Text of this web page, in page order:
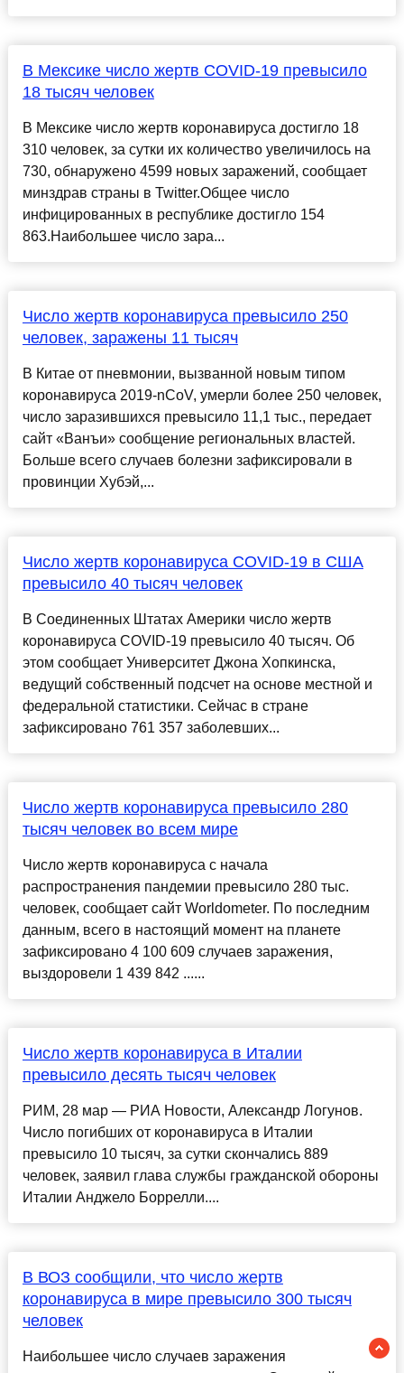
В Мексике число жертв COVID-19 превысило
18 тысяч человек
В Мексике число жертв коронавируса достигло 18
310 человек, за сутки их количество увеличилось на
730, обнаружено 4599 новых заражений, сообщает
минздрав страны в Twitter.Общее число
инфицированных в республике достигло 154
863.Наибольшее число зара...
Число жертв коронавируса превысило 250
человек, заражены 11 тысяч
В Китае от пневмонии, вызванной новым типом
коронавируса 2019-nCoV, умерли более 250 человек,
число заразившихся превысило 11,1 тыс., передает
сайт «Ванъи» сообщение региональных властей.
Больше всего случаев болезни зафиксировали в
провинции Хубэй,...
Число жертв коронавируса COVID-19 в США
превысило 40 тысяч человек
В Соединенных Штатах Америки число жертв
коронавируса COVID-19 превысило 40 тысяч. Об
этом сообщает Университет Джона Хопкинска,
ведущий собственный подсчет на основе местной и
федеральной статистики. Сейчас в стране
зафиксировано 761 357 заболевших...
Число жертв коронавируса превысило 280
тысяч человек во всем мире
Число жертв коронавируса с начала
распространения пандемии превысило 280 тыс.
человек, сообщает сайт Worldometer. По последним
данным, всего в настоящий момент на планете
зафиксировано 4 100 609 случаев заражения,
выздоровели 1 439 842 ......
Число жертв коронавируса в Италии
превысило десять тысяч человек
РИМ, 28 мар — РИА Новости, Александр Логунов.
Число погибших от коронавируса в Италии
превысило 10 тысяч, за сутки скончались 889
человек, заявил глава службы гражданской обороны
Италии Анджело Боррелли....
В ВОЗ сообщили, что число жертв
коронавируса в мире превысило 300 тысяч
человек
Наибольшее число случаев заражения